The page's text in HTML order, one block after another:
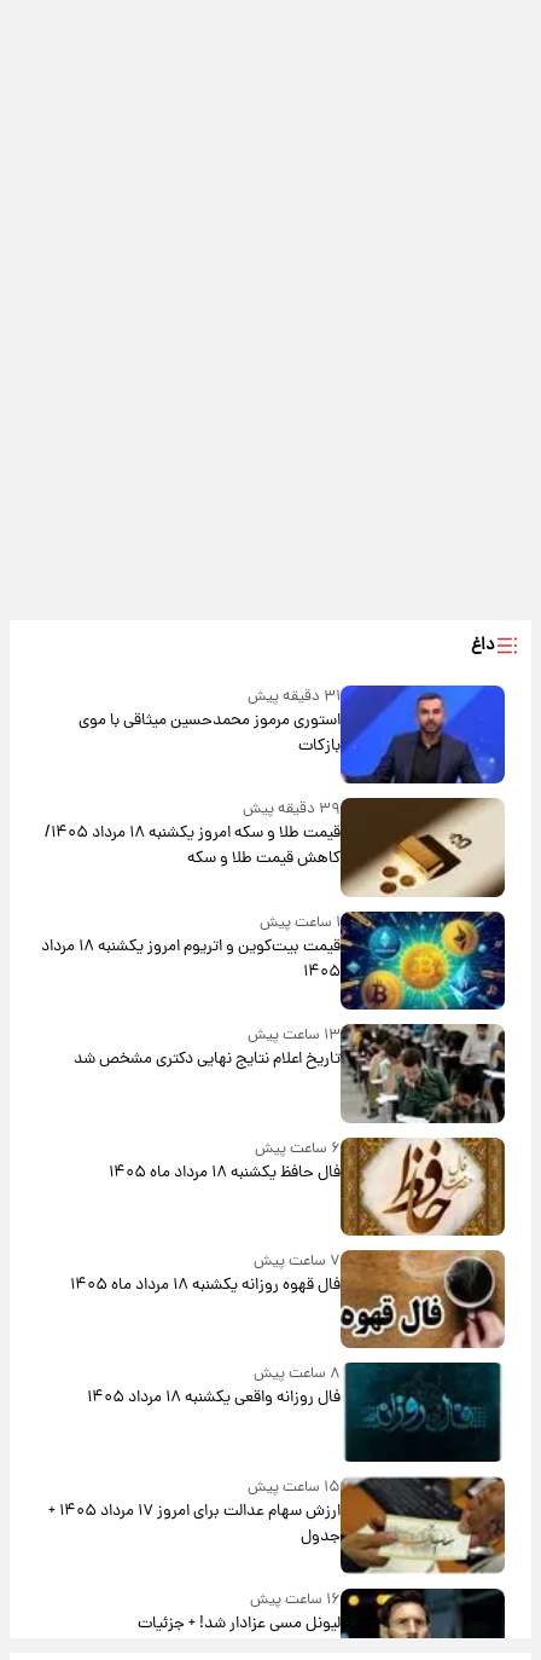
داغ
۳۱ دقیقه پیش
استوری مرموز محمدحسین میثاقی با موی
بازکات
۳۹ دقیقه پیش
قیمت طلا و سکه امروز یکشنبه ۱۸ مرداد ۱۴۰۵/
کاهش قیمت طلا و سکه
۱ ساعت پیش
قیمت بیت‌کوین و اتریوم امروز یکشنبه ۱۸ مرداد
۱۴۰۵
۱۳ ساعت پیش
تاریخ اعلام نتایج نهایی دکتری مشخص شد
۶ ساعت پیش
فال حافظ یکشنبه ۱۸ مرداد ماه ۱۴۰۵
۷ ساعت پیش
فال قهوه روزانه یکشنبه ۱۸ مرداد ماه ۱۴۰۵
۸ ساعت پیش
فال روزانه واقعی یکشنبه ۱۸ مرداد ۱۴۰۵
۱۵ ساعت پیش
ارزش سهام عدالت برای امروز ۱۷ مرداد ۱۴۰۵ +
جدول
۱۶ ساعت پیش
لیونل مسی عزادار شد! + جزئیات